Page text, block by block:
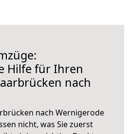
Hilfe für Ihren
nach
nach Wernigerode
nicht, was Sie zuerst